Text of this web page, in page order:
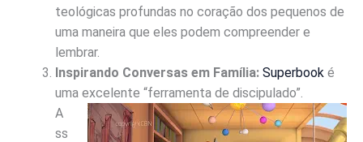
teológicas profundas no coração dos pequenos de
uma maneira que eles podem compreender e
lembrar.
Inspirando Conversas em Família: Superbook é
uma excelente “ferramenta de discipulado”.
A
ss